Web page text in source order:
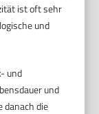
ist oft sehr
und
und
und
danach die